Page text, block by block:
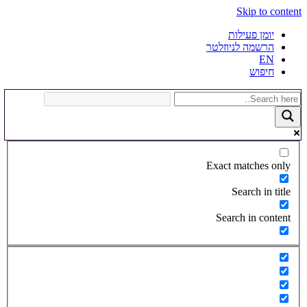
Skip to content
יומן פעילות
הרשמה לניוזלטר
EN
חיפוש
Exact matches only
Search in title
Search in content